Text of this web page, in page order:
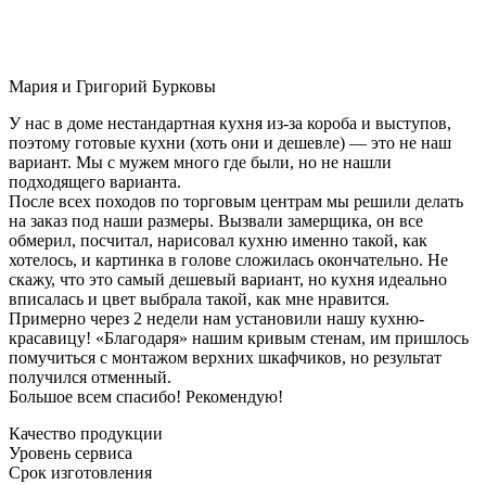
Мария и Григорий Бурковы
У нас в доме нестандартная кухня из-за короба и выступов,
поэтому готовые кухни (хоть они и дешевле) — это не наш
вариант. Мы с мужем много где были, но не нашли
подходящего варианта.
После всех походов по торговым центрам мы решили делать
на заказ под наши размеры. Вызвали замерщика, он все
обмерил, посчитал, нарисовал кухню именно такой, как
хотелось, и картинка в голове сложилась окончательно. Не
скажу, что это самый дешевый вариант, но кухня идеально
вписалась и цвет выбрала такой, как мне нравится.
Примерно через 2 недели нам установили нашу кухню-
красавицу! «Благодаря» нашим кривым стенам, им пришлось
помучиться с монтажом верхних шкафчиков, но результат
получился отменный.
Большое всем спасибо! Рекомендую!
Качество продукции
Уровень сервиса
Срок изготовления